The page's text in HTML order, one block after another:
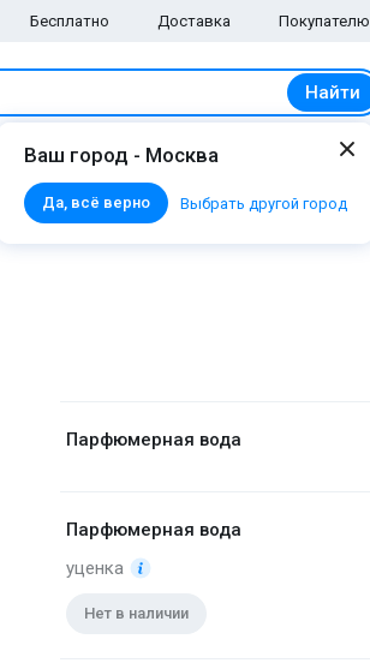
Бесплатно Доставка Покупателю
Найти
Ваш город - Москва
Да, всё верно Выбрать другой город
Парфюмерная вода
Парфюмерная вода
уценка
Нет в наличии